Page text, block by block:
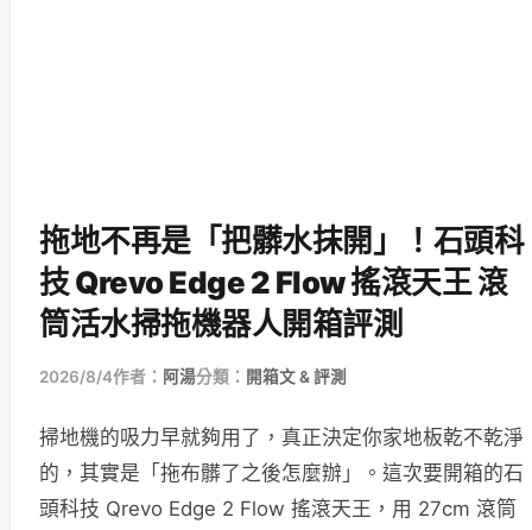
拖地不再是「把髒水抹開」！石頭科
技 Qrevo Edge 2 Flow 搖滾天王 滾
筒活水掃拖機器人開箱評測
2026/8/4作者： 阿湯分類： 開箱文 & 評測
掃地機的吸力早就夠用了，真正決定你家地板乾不乾淨
的，其實是「拖布髒了之後怎麼辦」。這次要開箱的石
頭科技 Qrevo Edge 2 Flow 搖滾天王，用 27cm 滾筒